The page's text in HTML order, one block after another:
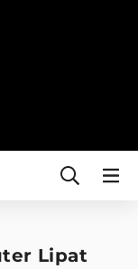
Lipat